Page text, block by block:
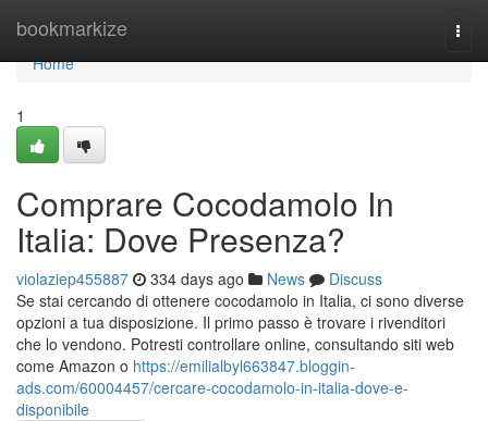
bookmarkize
Home
Home
1
Comprare Cocodamolo In
Italia: Dove Presenza?
violaziep455887 334 days ago News
Discuss
Se stai cercando di ottenere cocodamolo in Italia, ci sono diverse
opzioni a tua disposizione. Il primo passo è trovare i rivenditori
che lo vendono. Potresti controllare online, consultando siti web
come Amazon o https://emilialbyl663847.bloggin-
ads.com/60004457/cercare-cocodamolo-in-italia-dove-e-
disponibile